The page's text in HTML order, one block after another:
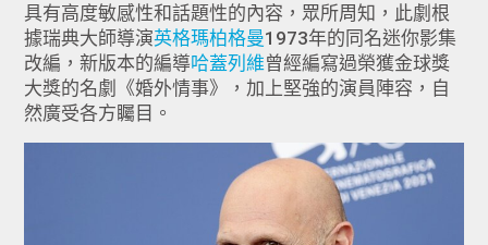
具有高度敏感性和話題性的內容，眾所周知， 此劇根
據瑞典大師導演英格瑪柏格曼1973年的同名迷你影集
改編，新版本的編導哈蓋列維曾經編寫過榮獲金球獎
大獎的名劇《婚外情事》
，加上堅強的演員陣容，自
然廣受各方矚目。